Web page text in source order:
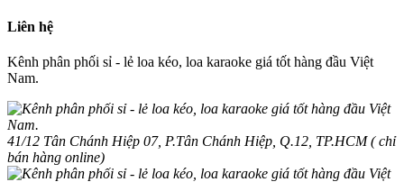
Liên hệ
Kênh phân phối sỉ - lẻ loa kéo, loa karaoke giá tốt hàng đầu Việt
Nam.
41/12 Tân Chánh Hiệp 07, P.Tân Chánh Hiệp, Q.12, TP.HCM ( chỉ
bán hàng online)